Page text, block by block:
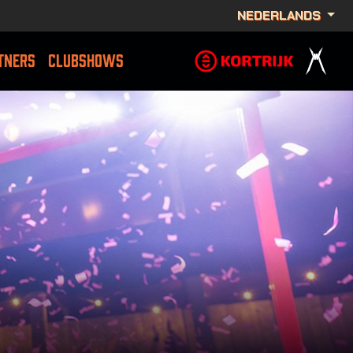
NEDERLANDS
CLUBSHOWS